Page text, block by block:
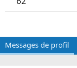
Messages de profil